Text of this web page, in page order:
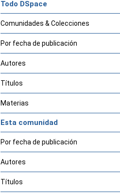
Todo DSpace
Comunidades & Colecciones
Por fecha de publicación
Autores
Títulos
Materias
Esta comunidad
Por fecha de publicación
Autores
Títulos